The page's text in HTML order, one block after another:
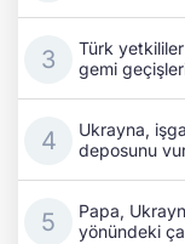
Türk
gemi geçişleri
Ukrayna,
deposunu
Papa,
yönündeki